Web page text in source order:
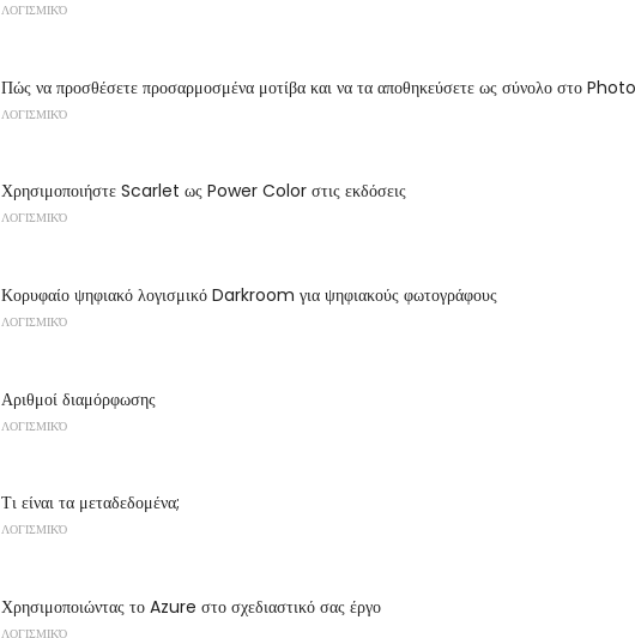
ΛΟΓΙΣΜΙΚΌ
Πώς να προσθέσετε προσαρμοσμένα μοτίβα και να τα αποθηκεύσετε ως σύνολο στο
ΛΟΓΙΣΜΙΚΌ
Χρησιμοποιήστε Scarlet ως Power Color στις εκδόσεις
ΛΟΓΙΣΜΙΚΌ
Κορυφαίο ψηφιακό λογισμικό Darkroom για ψηφιακούς φωτογράφους
ΛΟΓΙΣΜΙΚΌ
Αριθμοί διαμόρφωσης
ΛΟΓΙΣΜΙΚΌ
Τι είναι τα μεταδεδομένα;
ΛΟΓΙΣΜΙΚΌ
Χρησιμοποιώντας το Azure στο σχεδιαστικό σας έργο
ΛΟΓΙΣΜΙΚΌ